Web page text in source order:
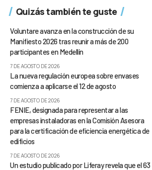
Quizás también te guste
Voluntare avanza en la construcción de su
Manifiesto 2026 tras reunir a más de 200
participantes en Medellín
7 DE AGOSTO DE 2026
La nueva regulación europea sobre envases
comienza a aplicarse el 12 de agosto
7 DE AGOSTO DE 2026
FENIE, designada para representar a las
empresas instaladoras en la Comisión Asesora
para la certificación de eficiencia energética de
edificios
7 DE AGOSTO DE 2026
Un estudio publicado por Liferay revela que el 63